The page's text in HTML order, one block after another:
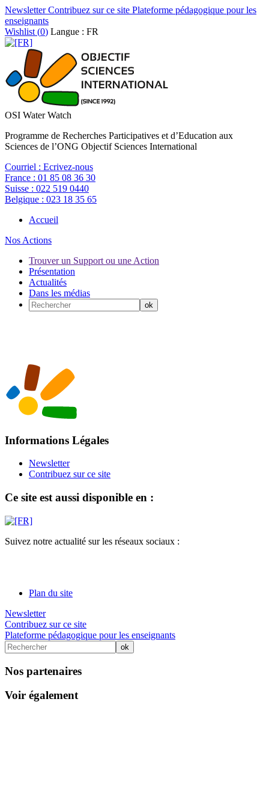
NewsletterContribuez sur ce site Plateforme pédagogique pour les
enseignants
Wishlist (0) Langue : FR
OSI Water Watch
Programme de Recherches Participatives et d’Education aux
Sciences de l’ONG Objectif Sciences International
Courriel : Ecrivez-nous
France : 01 85 08 36 30
Suisse : 022 519 0440
Belgique : 023 18 35 65
Accueil
Nos Actions
Trouver un Support ou une Action
Présentation
Actualités
Dans les médias
Informations Légales
Newsletter
Contribuez sur ce site
Ce site est aussi disponible en :
Suivez notre actualité sur les réseaux sociaux :
Plan du site
Newsletter
Contribuez sur ce site
Plateforme pédagogique pour les enseignants
Nos partenaires
Voir également